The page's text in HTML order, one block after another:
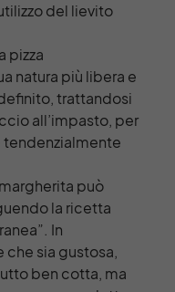
del lievito
pizza
natura più libera e
trattandosi
all’impasto, per
tendenzialmente
può
la ricetta
In
sia gustosa,
ben cotta, ma